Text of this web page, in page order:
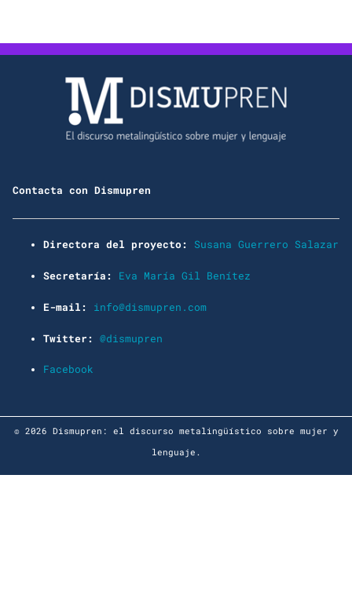
Contacta con Dismupren
Directora del proyecto: Susana Guerrero Salazar
Secretaría: Eva María Gil Benítez
E-mail: info@dismupren.com
Twitter: @dismupren
Facebook
© 2026 Dismupren: el discurso metalingüístico sobre mujer y
lenguaje.